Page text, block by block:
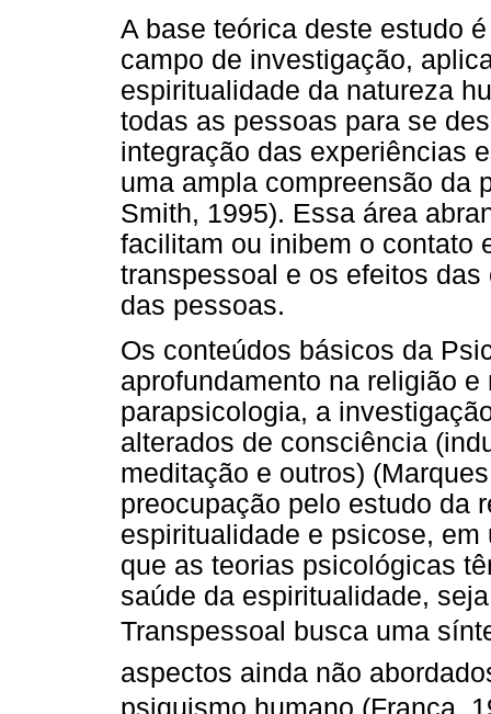
A base teórica deste estudo
campo de investigação,
espiritualidade da natureza
todas as pessoas para se
integração das experiências
uma ampla compreensão da
Smith, 1995). Essa área
facilitam ou inibem o contato
transpessoal e os efeitos
das pessoas.
Os conteúdos básicos da
aprofundamento na religião
parapsicologia, a
alterados de consciência
meditação e outros)
preocupação pelo estudo da
espiritualidade e psicose,
que as teorias psicológicas
saúde da espiritualidade,
Transpessoal busca uma
aspectos ainda não
psiquismo humano (França,